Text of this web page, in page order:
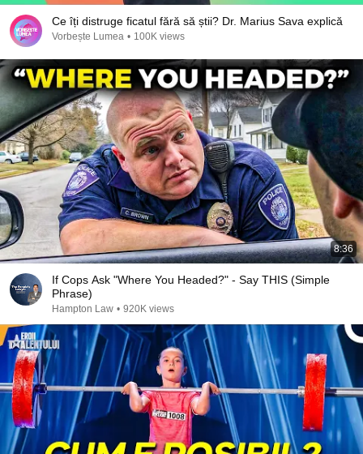
Ce îți distruge ficatul fără să știi? Dr. Marius Sava explică
Vorbește Lumea • 100K views
8:36
If Cops Ask "Where You Headed?" - Say THIS (Simple
Phrase)
Hampton Law • 920K views